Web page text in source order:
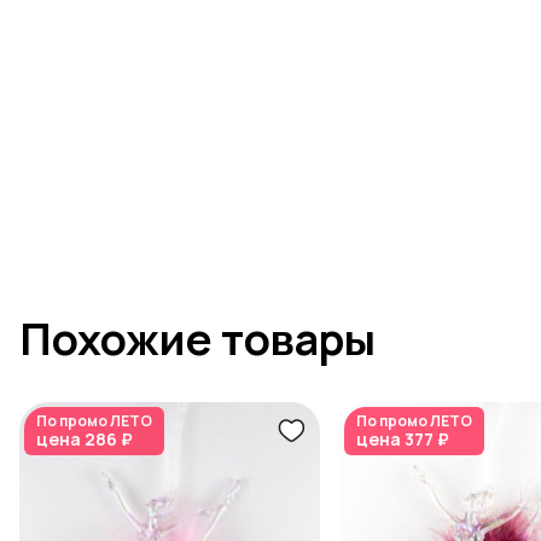
Похожие товары
По промоЛЕТО
цена 286 ₽
По промоЛЕТО
цена377 ₽